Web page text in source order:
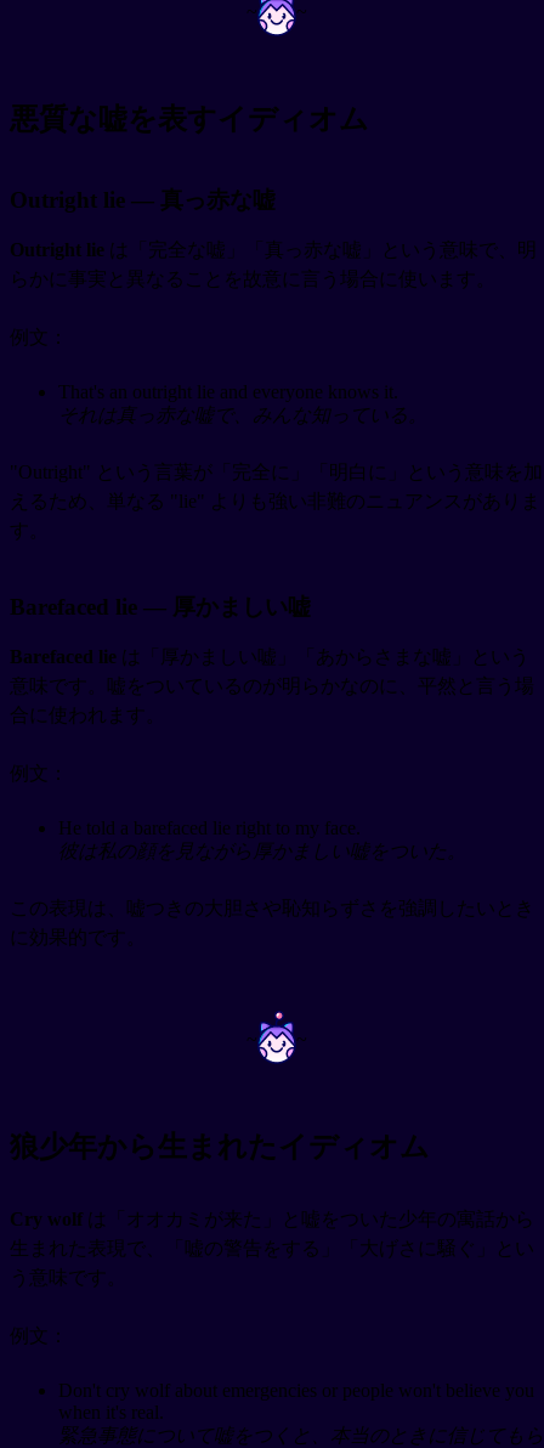
~ ~
悪質な嘘を表すイディオム
Outright lie — 真っ赤な嘘
Outright lie は「完全な嘘」「真っ赤な嘘」という意味で、明
らかに事実と異なることを故意に言う場合に使います。
例文：
That's an outright lie and everyone knows it.
それは真っ赤な嘘で、みんな知っている。
"Outright" という言葉が「完全に」「明白に」という意味を加
えるため、単なる "lie" よりも強い非難のニュアンスがありま
す。
Barefaced lie — 厚かましい嘘
Barefaced lie は「厚かましい嘘」「あからさまな嘘」という
意味です。嘘をついているのが明らかなのに、平然と言う場
合に使われます。
例文：
He told a barefaced lie right to my face.
彼は私の顔を見ながら厚かましい嘘をついた。
この表現は、嘘つきの大胆さや恥知らずさを強調したいとき
に効果的です。
~ ~
狼少年から生まれたイディオム
Cry wolf は「オオカミが来た」と嘘をついた少年の寓話から
生まれた表現で、「嘘の警告をする」「大げさに騒ぐ」とい
う意味です。
例文：
Don't cry wolf about emergencies or people won't believe you
when it's real.
緊急事態について嘘をつくと、本当のときに信じてもら